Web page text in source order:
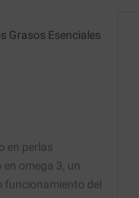
Grasos Esenciales
en perlas
omega 3, un
funcionamiento del